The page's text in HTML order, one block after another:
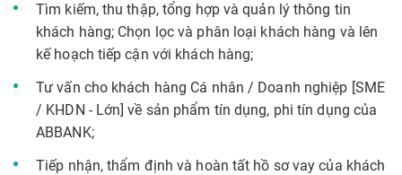
Tìm kiếm, thu thập, tổng hợp và quản lý thông tin
khách hàng; Chọn lọc và phân loại khách hàng và lên
kế hoạch tiếp cận với khách hàng;
Tư vấn cho khách hàng Cá nhân / Doanh nghiệp [SME
/ KHDN - Lớn] về sản phẩm tín dụng, phi tín dụng của
ABBANK;
Tiếp nhận, thẩm định và hoàn tất hồ sơ vay của khách